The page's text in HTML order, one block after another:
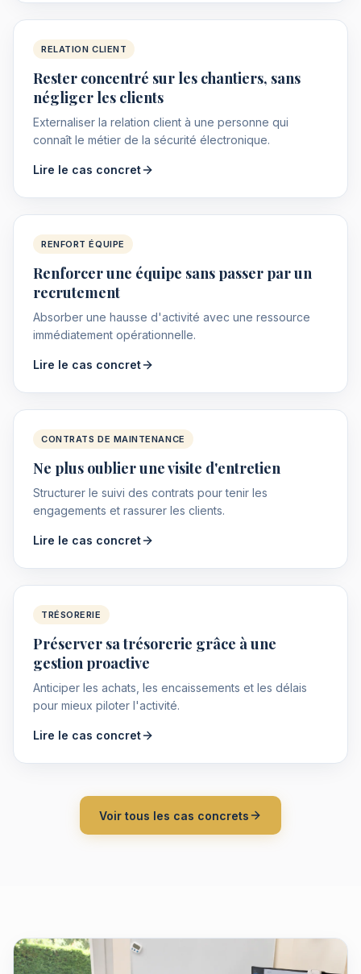
RELATION CLIENT
Rester concentré sur les chantiers, sans
négliger les clients
Externaliser la relation client à une personne qui
connaît le métier de la sécurité électronique.
Lire le cas concret
RENFORT ÉQUIPE
Renforcer une équipe sans passer par un
recrutement
Absorber une hausse d'activité avec une ressource
immédiatement opérationnelle.
Lire le cas concret
CONTRATS DE MAINTENANCE
Ne plus oublier une visite d'entretien
Structurer le suivi des contrats pour tenir les
engagements et rassurer les clients.
Lire le cas concret
TRÉSORERIE
Préserver sa trésorerie grâce à une
gestion proactive
Anticiper les achats, les encaissements et les délais
pour mieux piloter l'activité.
Lire le cas concret
Voir tous les cas concrets